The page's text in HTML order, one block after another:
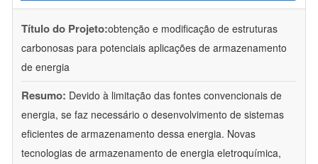
Título do Projeto:obtenção e modificação de estruturas
carbonosas para potenciais aplicações de armazenamento
de energia
Resumo: Devido à limitação das fontes convencionais de
energia, se faz necessário o desenvolvimento de sistemas
eficientes de armazenamento dessa energia. Novas
tecnologias de armazenamento de energia eletroquímica,